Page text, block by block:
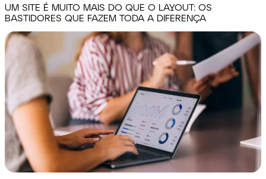
UM SITE É MUITO MAIS DO QUE O LAYOUT: OS
BASTIDORES QUE FAZEM TODA A DIFERENÇA